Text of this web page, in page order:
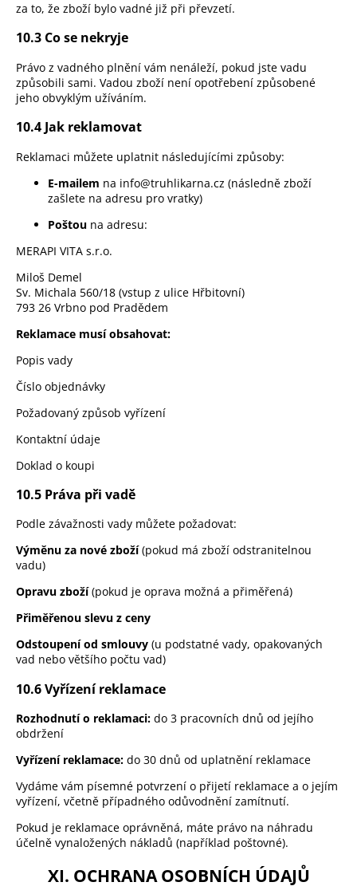
za to, že zboží bylo vadné již při převzetí.
10.3 Co se nekryje
Právo z vadného plnění vám nenáleží, pokud jste vadu
způsobili sami. Vadou zboží není opotřebení způsobené
jeho obvyklým užíváním.
10.4 Jak reklamovat
Reklamaci můžete uplatnit následujícími způsoby:
E-mailem na info@truhlikarna.cz (následně zboží
zašlete na adresu pro vratky)
Poštou na adresu:
MERAPI VITA s.r.o.
Miloš Demel
Sv. Michala 560/18 (vstup z ulice Hřbitovní)
793 26 Vrbno pod Pradědem
Reklamace musí obsahovat:
Popis vady
Číslo objednávky
Požadovaný způsob vyřízení
Kontaktní údaje
Doklad o koupi
10.5 Práva při vadě
Podle závažnosti vady můžete požadovat:
Výměnu za nové zboží(pokud má zboží odstranitelnou
vadu)
Opravu zboží(pokud je oprava možná a přiměřená)
Přiměřenou slevu z ceny
Odstoupení od smlouvy (u podstatné vady, opakovaných
vad nebo většího počtu vad)
10.6 Vyřízení reklamace
Rozhodnutí o reklamaci: do 3 pracovních dnů od jejího
obdržení
Vyřízení reklamace: do 30 dnů od uplatnění reklamace
Vydáme vám písemné potvrzení o přijetí reklamace a o jejím
vyřízení, včetně případného odůvodnění zamítnutí.
Pokud je reklamace oprávněná, máte právo na náhradu
účelně vynaložených nákladů (například poštovné).
XI. OCHRANA OSOBNÍCH ÚDAJŮ